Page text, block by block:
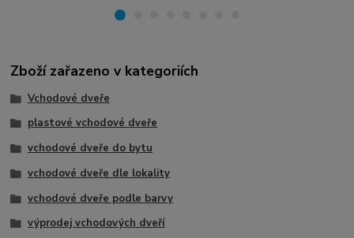
Zboží zařazeno v kategoriích
Vchodové dveře
plastové vchodové dveře
vchodové dveře do bytu
vchodové dveře dle lokality
vchodové dveře podle barvy
výprodej vchodových dveří